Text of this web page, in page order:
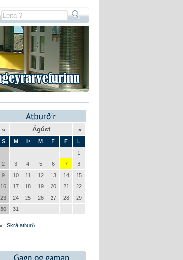
« Ágúst »
S M Þ M F F
L
1
2
3 4 5 6 7
8
9
10 11 12 13 14
15
16
17 18 19 20 21
22
23
24 25 26 27 28
29
30
31
Skrá atburð